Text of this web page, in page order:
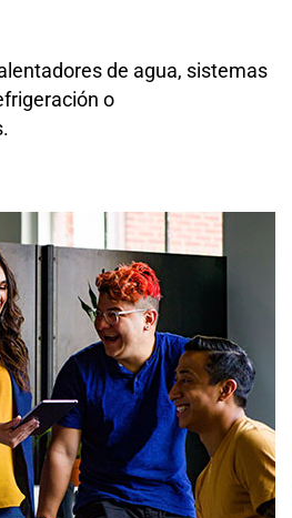
de agua, sistemas
o